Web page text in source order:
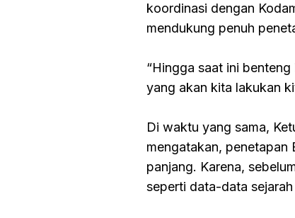
koordinasi dengan
mendukung penuh
“Hingga saat ini
yang akan kita lakukan
Di waktu yang sama,
mengatakan, penetapan
panjang. Karena,
seperti data-data